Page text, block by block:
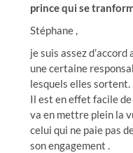
prince qui se
Stéphane ,
je suis assez
une certaine
lesquels elles sortent.
Il est en effet facile
va en mettre plein la
celui qui ne paie pas
son engagement .